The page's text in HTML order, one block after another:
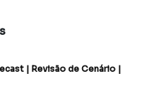
| Revisão de Cenário |